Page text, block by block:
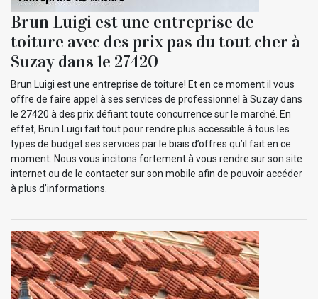
Brun Luigi est une entreprise de
toiture avec des prix pas du tout cher à
Suzay dans le 27420
Brun Luigi est une entreprise de toiture! Et en ce moment il vous
offre de faire appel à ses services de professionnel à Suzay dans
le 27420 à des prix défiant toute concurrence sur le marché. En
effet, Brun Luigi fait tout pour rendre plus accessible à tous les
types de budget ses services par le biais d’offres qu’il fait en ce
moment. Nous vous incitons fortement à vous rendre sur son site
internet ou de le contacter sur son mobile afin de pouvoir accéder
à plus d’informations.